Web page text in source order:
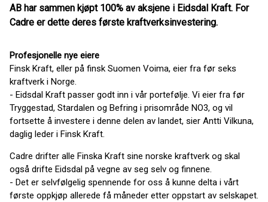
AB har sammen kjøpt 100% av aksjene i Eidsdal Kraft. For
Cadre er dette deres første kraftverksinvestering.
Profesjonelle nye eiere
Finsk Kraft, eller på finsk Suomen Voima, eier fra før seks
kraftverk i Norge.
- Eidsdal Kraft passer godt inn i vår portefølje. Vi eier fra før
Tryggestad, Stardalen og Befring i prisområde NO3, og vil
fortsette å investere i denne delen av landet, sier Antti Vilkuna,
daglig leder i Finsk Kraft.
Cadre drifter alle Finska Kraft sine norske kraftverk og skal
også drifte Eidsdal på vegne av seg selv og finnene.
- Det er selvfølgelig spennende for oss å kunne delta i vårt
første oppkjøp allerede få måneder etter oppstart av selskapet.